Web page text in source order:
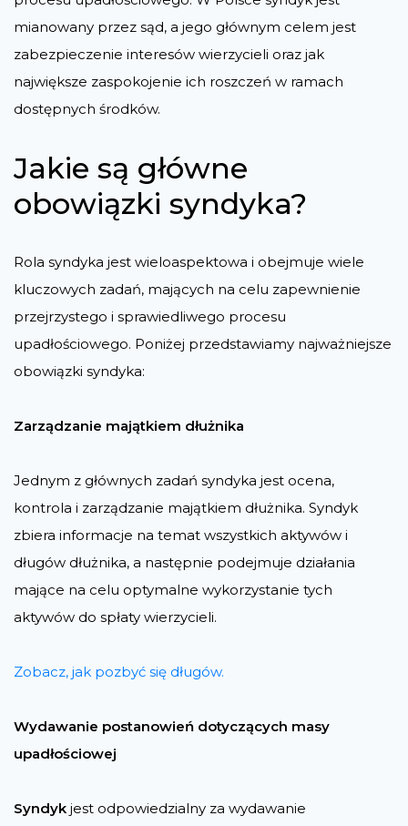
mianowany przez sąd, a jego głównym celem jest
zabezpieczenie interesów wierzycieli oraz jak
największe zaspokojenie ich roszczeń w ramach
dostępnych środków.
Jakie są główne
obowiązki syndyka?
Rola syndyka jest wieloaspektowa i obejmuje wiele
kluczowych zadań, mających na celu zapewnienie
przejrzystego i sprawiedliwego procesu
upadłościowego. Poniżej przedstawiamy najważniejsze
obowiązki syndyka:
Zarządzanie majątkiem dłużnika
Jednym z głównych zadań syndyka jest ocena,
kontrola i zarządzanie majątkiem dłużnika. Syndyk
zbiera informacje na temat wszystkich aktywów i
długów dłużnika, a następnie podejmuje działania
mające na celu optymalne wykorzystanie tych
aktywów do spłaty wierzycieli.
Zobacz, jak pozbyć się długów.
Wydawanie postanowień dotyczących masy
upadłościowej
Syndyk jest odpowiedzialny za wydawanie